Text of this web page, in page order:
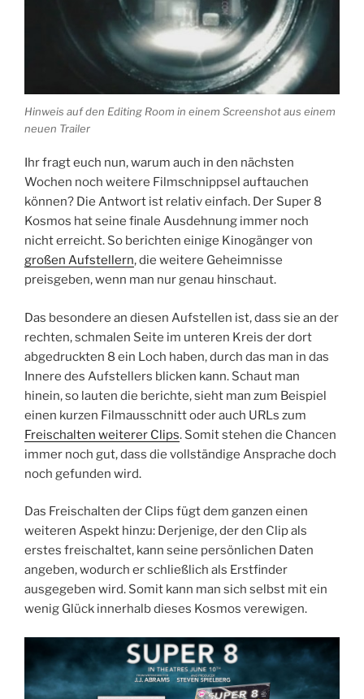
Hinweis auf den Editing Room in einem Screenshot aus einem
neuen Trailer
Ihr fragt euch nun, warum auch in den nächsten
Wochen noch weitere Filmschnippsel auftauchen
können? Die Antwort ist relativ einfach. Der Super 8
Kosmos hat seine finale Ausdehnung immer noch
nicht erreicht. So berichten einige Kinogänger von
großen Aufstellern, die weitere Geheimnisse
preisgeben, wenn man nur genau hinschaut.
Das besondere an diesen Aufstellen ist, dass sie an der
rechten, schmalen Seite im unteren Kreis der dort
abgedruckten 8 ein Loch haben, durch das man in das
Innere des Aufstellers blicken kann. Schaut man
hinein, so lauten die berichte, sieht man zum Beispiel
einen kurzen Filmausschnitt oder auch URLs zum
Freischalten weiterer Clips. Somit stehen die Chancen
immer noch gut, dass die vollständige Ansprache doch
noch gefunden wird.
Das Freischalten der Clips fügt dem ganzen einen
weiteren Aspekt hinzu: Derjenige, der den Clip als
erstes freischaltet, kann seine persönlichen Daten
angeben, wodurch er schließlich als Erstfinder
ausgegeben wird. Somit kann man sich selbst mit ein
wenig Glück innerhalb dieses Kosmos verewigen.